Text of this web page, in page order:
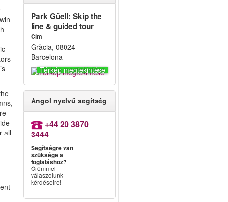
all
Park Güell: Skip the
line & guided tour
Cím
Gràcia, 08024
Barcelona
Térkép megtekintése
Angol nyelvű segítség
+44 20 3870
3444
Segítségre van
szüksége a
foglaláshoz?
Örömmel
válaszolunk
kérdéseire!